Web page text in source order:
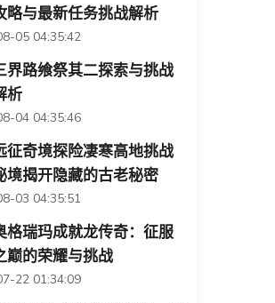
略与最新任务挑战解析
05 04:35:42
界路飨祭其二探索与挑战
析
04 04:35:46
征奇境探险凄寒高地挑战
境揭开隐藏的古老秘密
03 04:35:51
格瑞玛成就龙传奇：征服
巅的荣耀与挑战
22 01:34:09